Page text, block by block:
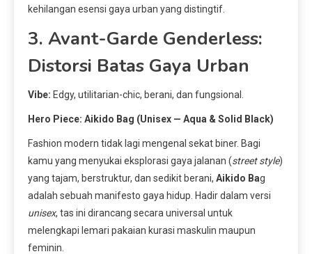
kehilangan esensi gaya urban yang distingtif.
3. Avant-Garde Genderless:
Distorsi Batas Gaya Urban
Vibe: Edgy, utilitarian-chic, berani, dan fungsional.
Hero Piece: Aikido Bag (Unisex — Aqua & Solid Black)
Fashion modern tidak lagi mengenal sekat biner. Bagi
kamu yang menyukai eksplorasi gaya jalanan (street style)
yang tajam, berstruktur, dan sedikit berani, Aikido Bag
adalah sebuah manifesto gaya hidup. Hadir dalam versi
unisex, tas ini dirancang secara universal untuk
melengkapi lemari pakaian kurasi maskulin maupun
feminin.